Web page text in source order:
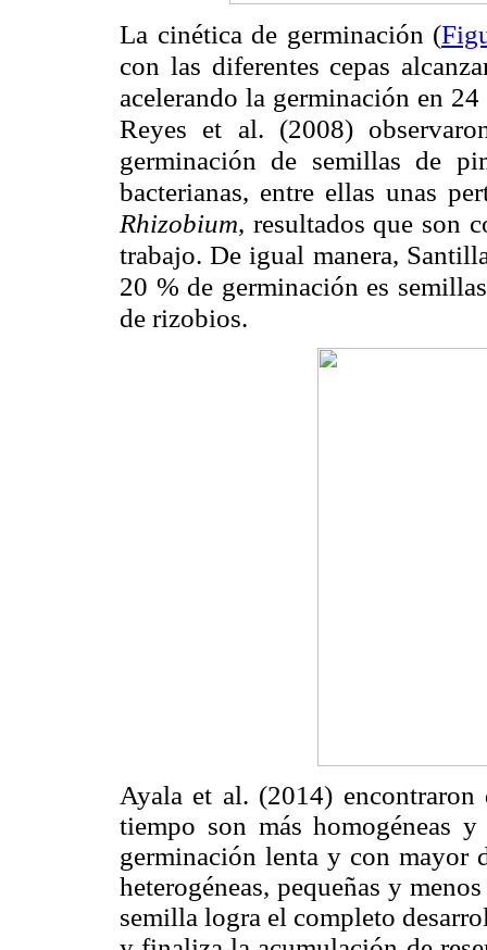
La cinética de germinación (
con las diferentes cepas
acelerando la germinación en
Reyes et al. (2008)
germinación de semillas de
bacterianas, entre ellas unas
Rhizobium, resultados que son
trabajo. De igual manera,
20 % de germinación es
de rizobios.
Ayala et al. (2014)
tiempo son más homogéneas
germinación lenta y con mayor
heterogéneas, pequeñas y
semilla logra el completo